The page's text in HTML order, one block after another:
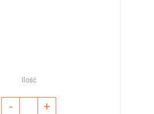
Ilość
- +